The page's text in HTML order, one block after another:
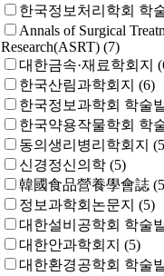
한국정보처리학회 학
Annals of Surgical
Research(ASRT) (7)
대한금속·재료학회지
한국산림과학회지 (6)
한국정보과학회 학술
한국약용작물학회 학
동의생리병리학회지
신경정신의학 (5)
韓國食品營養學會誌
정보과학회논문지 (5)
대한설비공학회 학술
대한안과학회지 (5)
대한환경공학회 학술